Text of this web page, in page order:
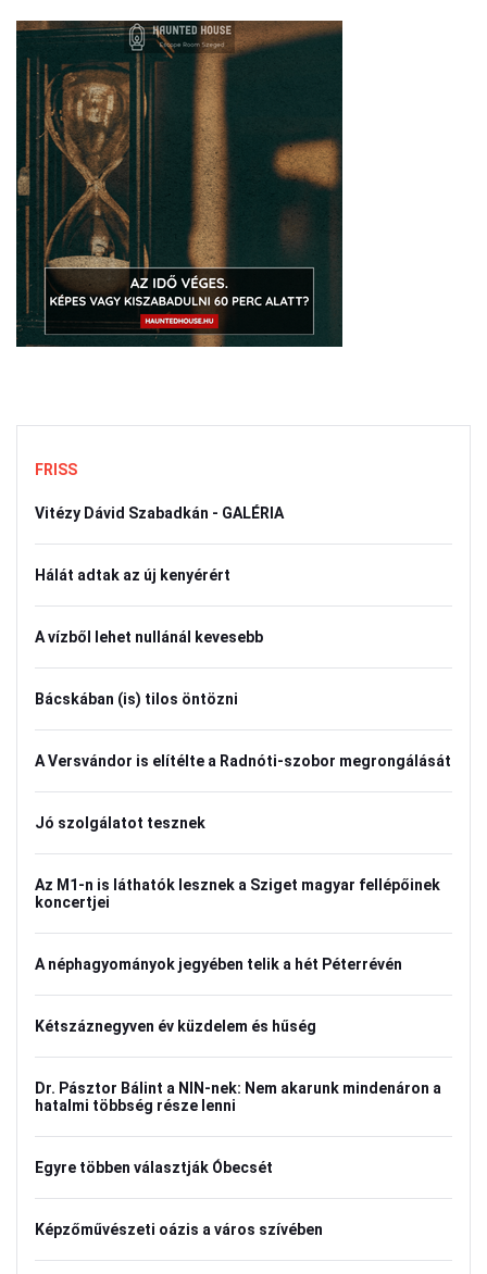
FRISS
Vitézy Dávid Szabadkán - GALÉRIA
Hálát adtak az új kenyérért
A vízből lehet nullánál kevesebb
Bácskában (is) tilos öntözni
A Versvándor is elítélte a Radnóti-szobor megrongálását
Jó szolgálatot tesznek
Az M1-n is láthatók lesznek a Sziget magyar fellépőinek
koncertjei
A néphagyományok jegyében telik a hét Péterrévén
Kétszáznegyven év küzdelem és hűség
Dr. Pásztor Bálint a NIN-nek: Nem akarunk mindenáron a
hatalmi többség része lenni
Egyre többen választják Óbecsét
Képzőművészeti oázis a város szívében